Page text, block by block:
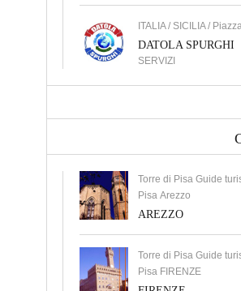
ITALIA / SICILIA /
DATOLA SPURGHI
SERVIZI
Torre di Pisa Guide
Pisa Arezzo
AREZZO
Torre di Pisa Guide
Pisa FIRENZE